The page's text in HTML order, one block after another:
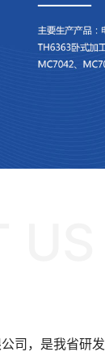
司，是我省研